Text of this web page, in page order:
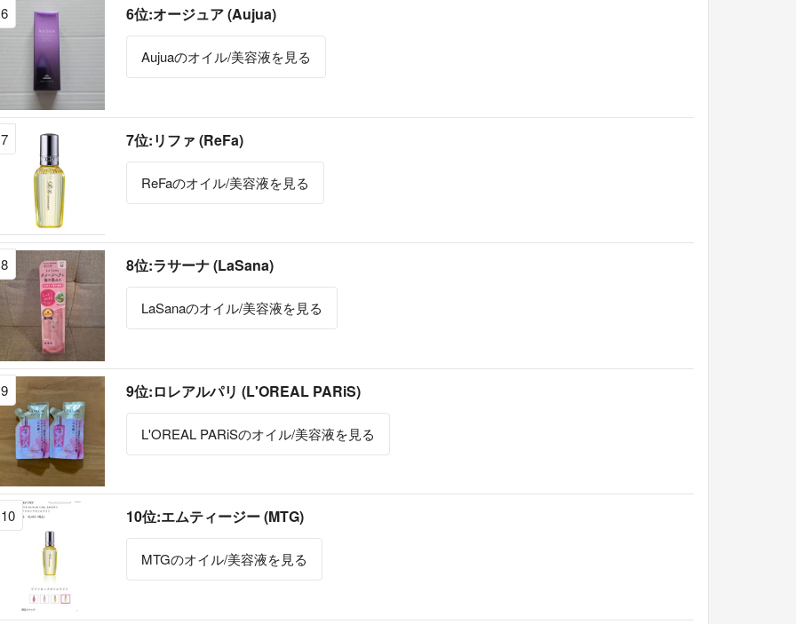
6 6位:オージュア (Aujua)
Aujuaのオイル/美容液を見る
7 7位:リファ (ReFa)
ReFaのオイル/美容液を見る
8 8位:ラサーナ (LaSana)
LaSanaのオイル/美容液を見る
9 9位:ロレアルパリ (L'OREAL PARiS)
L'OREAL PARiSのオイル/美容液を見る
10 10位:エムティージー (MTG)
MTGのオイル/美容液を見る